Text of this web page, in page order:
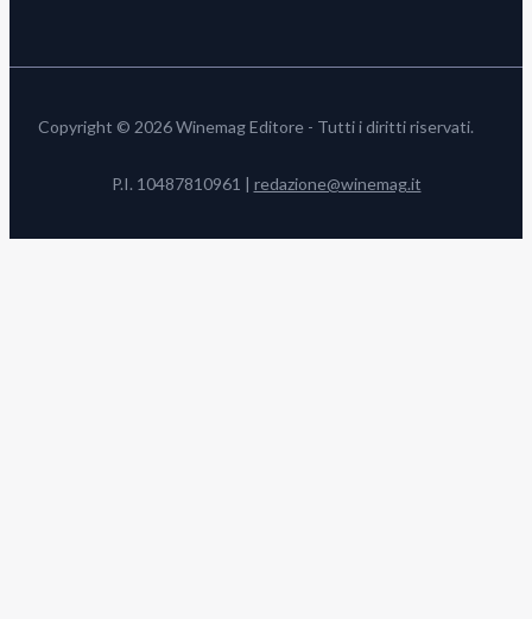
Copyright © 2026 Winemag Editore - Tutti i diritti riservati.
P.I. 10487810961 | redazione@winemag.it